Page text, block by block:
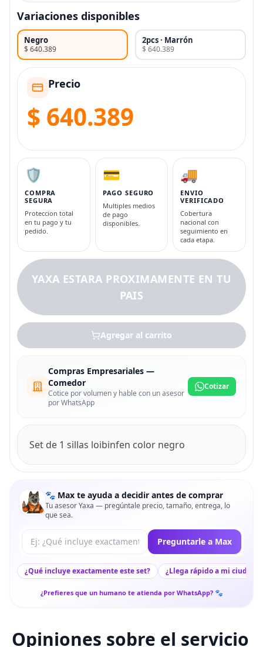
Variaciones disponibles
Negro
$ 640.389
2pcs · Marrón
$ 640.389
Precio
$ 640.389
🛡️
COMPRA
SEGURA
Proteccion total
en tu pago y tu
pedido.
💳
PAGO SEGURO
Multiples medios
de pago
disponibles.
🚚
ENVIO
VERIFICADO
Cobertura
nacional con
seguimiento en
cada etapa.
YAXA ESTARA PROXIMAMENTE EN TU
PAIS
Agregar al carrito
Compras Empresariales —
Comedor
Cotice por volumen y hable con un asesor
por WhatsApp
Cotizar
Set de 1 sillas loibinfen color negro
🐾 Max te ayuda a decidir antes de comprar
Tu asesor Yaxa — pregúntale precio, tamaño, entrega, lo
que sea.
Tu pregunta a Max Preguntarle a Max
¿Qué incluye exactamente este set? ¿Llega rápido a mi ciudad?
¿Prefieres que un humano te atienda por WhatsApp? 🐾
Opiniones sobre el servicio